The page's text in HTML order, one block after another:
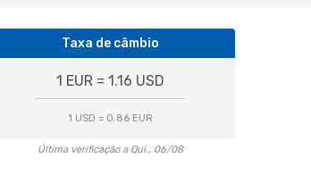
Taxa de câmbio
1 EUR = 1.16 USD
1 USD = 0.86 EUR
Última verificação a Qui., 06/08